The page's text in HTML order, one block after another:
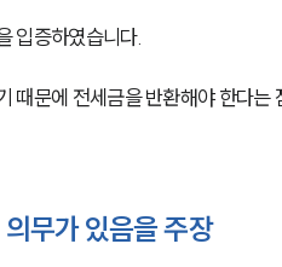
입증하였습니다.
때문에 전세금을 반환해야 한다는
무가 있음을 주장